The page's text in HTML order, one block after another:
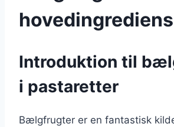
hovedingrediens
Introduktion til
i pastaretter
Bælgfrugter er en fantastisk